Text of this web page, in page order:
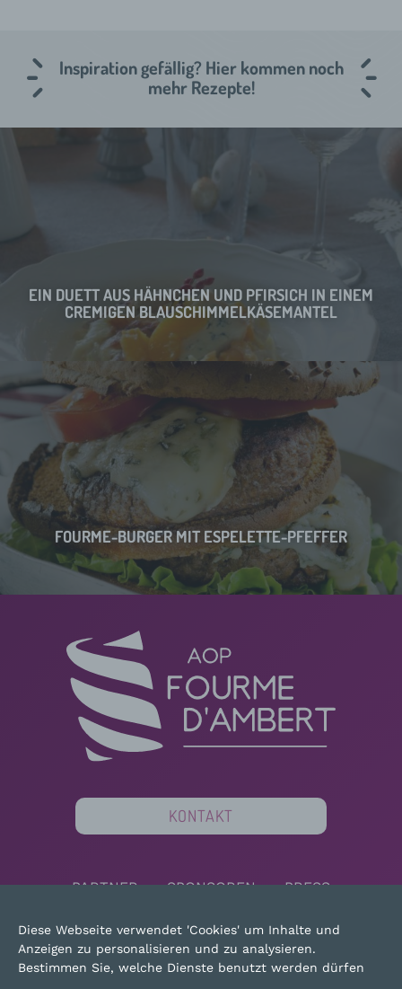
Inspiration gefällig? Hier kommen noch
mehr Rezepte!
EIN DUETT AUS HÄHNCHEN UND PFIRSICH IN EINEM
CREMIGEN BLAUSCHIMMELKÄSEMANTEL
FOURME-BURGER MIT ESPELETTE-PFEFFER
KONTAKT
PARTNER SPONSOREN PRESS
MAPSITE RECHTLICHE HINWEISE
Diese Webseite verwendet 'Cookies' um Inhalte und
Anzeigen zu personalisieren und zu analysieren.
Bestimmen Sie, welche Dienste benutzt werden dürfen